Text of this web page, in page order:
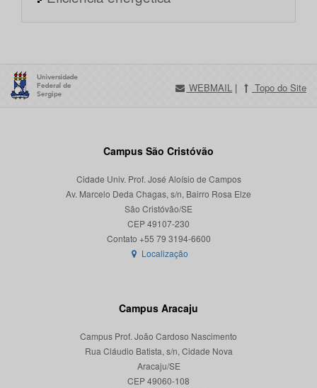
WEBMAIL | Topo do Site
Campus São Cristóvão
Cidade Univ. Prof. José Aloísio de Campos
Av. Marcelo Deda Chagas, s/n, Bairro Rosa Elze
São Cristóvão/SE
CEP 49107-230
Localização
Campus Aracaju
Campus Prof. João Cardoso Nascimento
Rua Cláudio Batista, s/n, Cidade Nova
Aracaju/SE
CEP 49060-108